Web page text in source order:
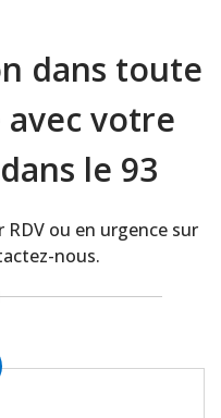
dans toute
avec votre
le 93
ou en urgence sur
nous.